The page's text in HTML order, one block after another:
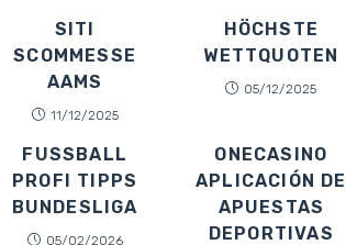
SITI
SCOMMESSE
AAMS
11/12/2025
HÖCHSTE
WETTQUOTEN
05/12/2025
FUSSBALL
PROFI TIPPS
BUNDESLIGA
05/02/2026
ONECASINO
APLICACIÓN DE
APUESTAS
DEPORTIVAS